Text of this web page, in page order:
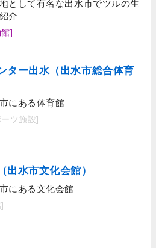
として有名な出水市でツルの生
介
]
ター出水（出水市総合体育
にある体育館
ツ施設]
出水市文化会館）
にある文化会館